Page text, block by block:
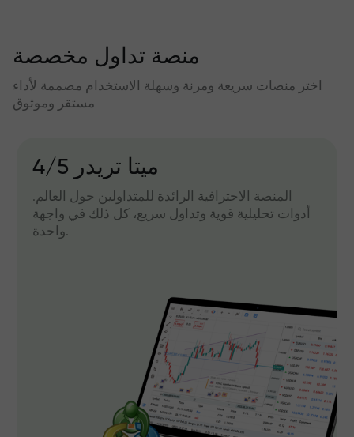
منصة تداول مخصصة
اختر منصات سريعة ومرنة وسهلة الاستخدام مصممة لأداء
مستقر وموثوق
میتا تریدر 4/5
المنصة الاحترافية الرائدة للمتداولين حول العالم.
أدوات تحليلية قوية وتداول سريع، كل ذلك في واجهة
واحدة.